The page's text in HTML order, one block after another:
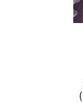
ההתנדבות הצעירים בעיר ותנועות הנוער דתיים וחילונים כאחד. במסגרת יום האחדות שצוין אתמול (יום שני, 31.5)